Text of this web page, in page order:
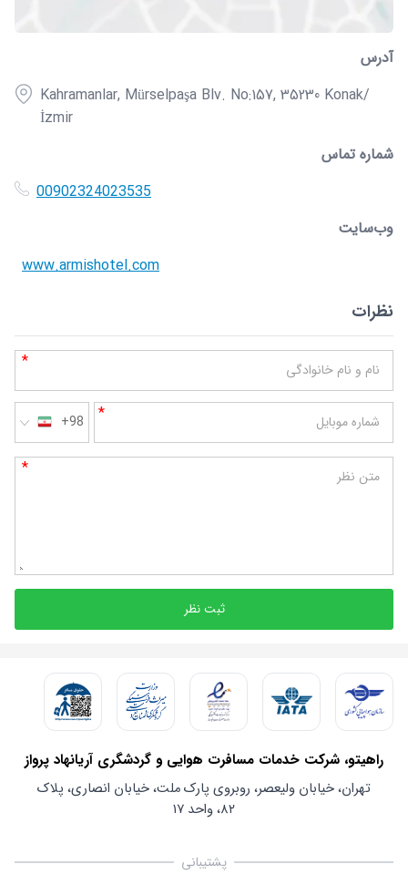
آدرس
Kahramanlar, Mürselpaşa Blv. No:157, 35230 Konak/
İzmir
شماره تماس
00902324023535
وب‌سایت
www.armishotel.com
نظرات
نام و نام خانوادگی *
+98 شماره موبایل *
متن نظر *
ثبت نظر
راهیتو، شرکت خدمات مسافرت هوایی و گردشگری آریانهاد پرواز
تهران، خیابان ولیعصر، روبروی پارک ملت، خیابان انصاری، پلاک
۸۲، واحد ۱۷
پشتیبانی